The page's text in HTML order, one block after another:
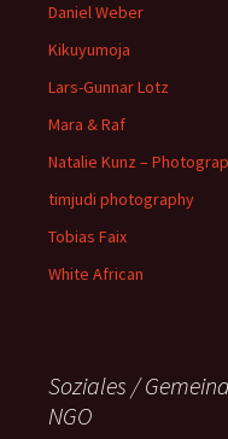
Daniel Weber
Kikuyumoja
Lars-Gunnar Lotz
Mara & Raf
Natalie Kunz –
timjudi photography
Tobias Faix
White African
Soziales /
NGO